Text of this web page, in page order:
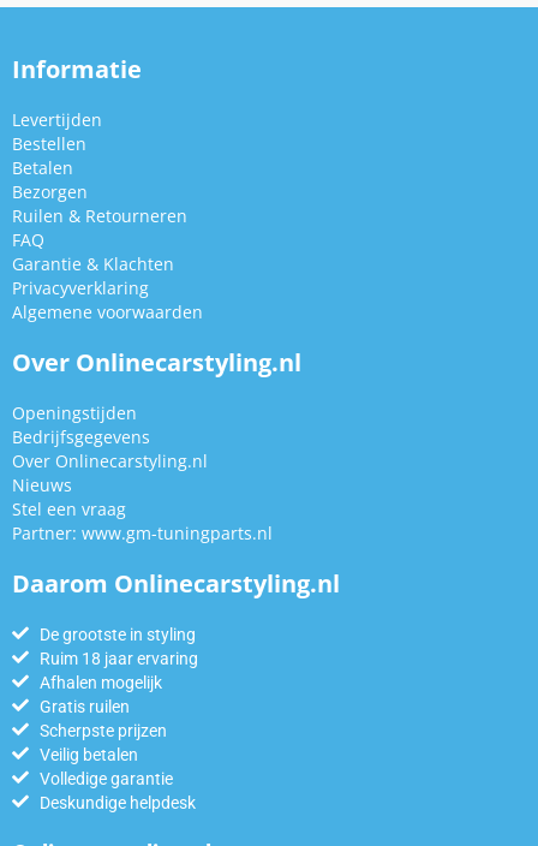
Informatie
Levertijden
Bestellen
Betalen
Bezorgen
Ruilen & Retourneren
FAQ
Garantie & Klachten
Privacyverklaring
Algemene voorwaarden
Over Onlinecarstyling.nl
Openingstijden
Bedrijfsgegevens
Over Onlinecarstyling.nl
Nieuws
Stel een vraag
Partner: www.gm-tuningparts.nl
Daarom Onlinecarstyling.nl
De grootste in styling
Ruim 18 jaar ervaring
Afhalen mogelijk
Gratis ruilen
Scherpste prijzen
Veilig betalen
Volledige garantie
Deskundige helpdesk